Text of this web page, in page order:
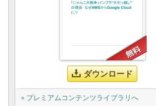
ダウンロード
» プレミアムコンテンツライブラリへ